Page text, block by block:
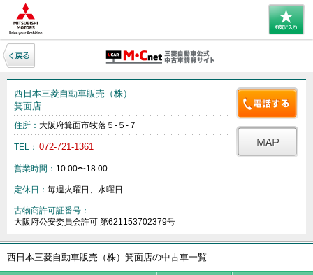
西日本三菱自動車販売（株）
箕面店
住所： 大阪府箕面市牧落５‐５‐７
TEL： 072-721-1361
営業時間： 10:00〜18:00
定休日： 毎週火曜日、水曜日
古物商許可証番号：
大阪府公安委員会許可 第621153702379号
西日本三菱自動車販売（株）箕面店の中古車一覧